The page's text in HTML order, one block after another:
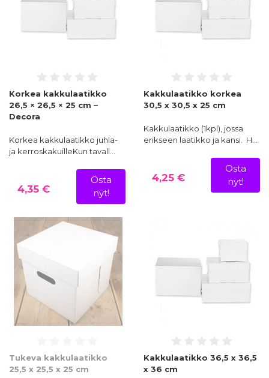
Korkea kakkulaatikko
26,5 × 26,5 × 25 cm –
Decora
Korkea kakkulaatikko juhla-
ja kerroskakuilleKun tavall…
4,35 €
Osta
nyt!
Kakkulaatikko korkea
30,5 x 30,5 x 25 cm
Kakkulaatikko (1kpl), jossa
erikseen laatikko ja kansi. H…
4,25 €
Osta
nyt!
Tukeva kakkulaatikko
25,5 x 25,5 x 25 cm
Kakkulaatikko 36,5 x 36,5
x 36 cm